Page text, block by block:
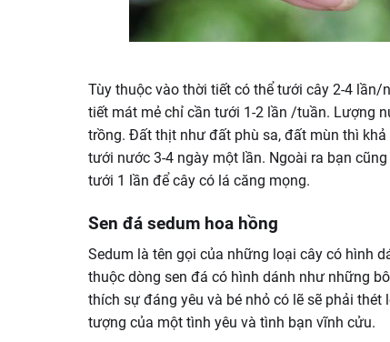
Tùy thuộc vào thời tiết có thể tưới cây 2-4
tiết mát mẻ chỉ cần tưới 1-2 lần /tuần. Lượng
trồng. Đất thịt như đất phù sa, đất mùn thì
tưới nước 3-4 ngày một lần. Ngoài ra bạn
tưới 1 lần để cây có lá căng mọng.
Sen đá sedum hoa hồng
Sedum là tên gọi của những loại cây có hình
thuộc dòng sen đá có hình dánh như những
thích sự đáng yêu và bé nhỏ có lẽ sẽ phải
tượng của một tình yêu và tình bạn vĩnh cửu.